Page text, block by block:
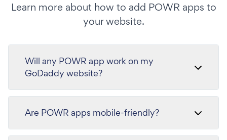
Learn more about how to add POWR apps to
your website.
Will any POWR app work on my
GoDaddy website?
Are POWR apps mobile-friendly?